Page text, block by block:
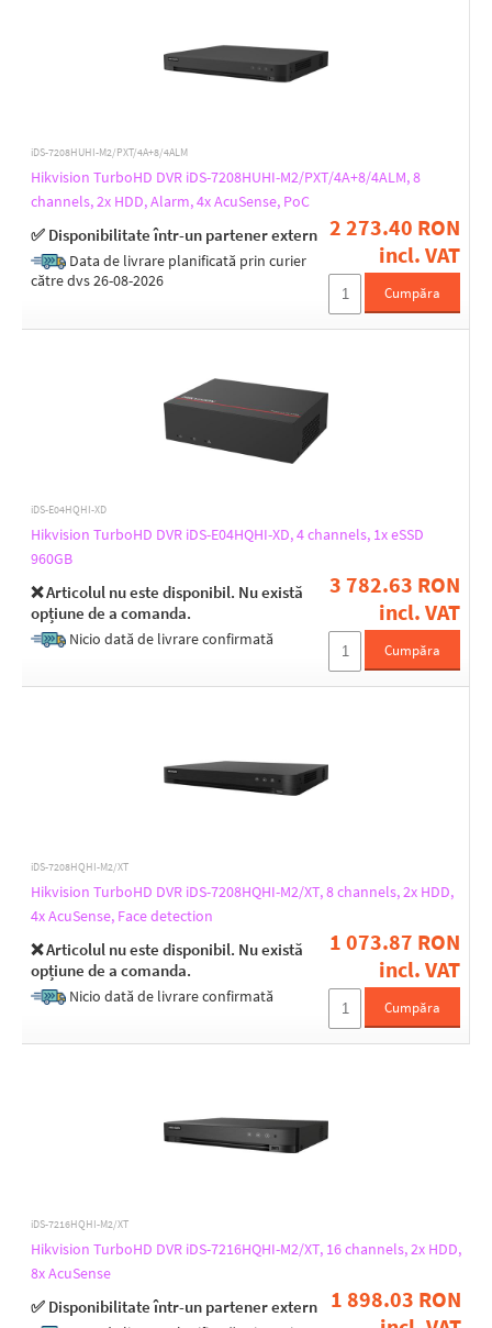
iDS-7208HUHI-M2/PXT/4A+8/4ALM
Hikvision TurboHD DVR iDS-7208HUHI-M2/PXT/4A+8/4ALM, 8
channels, 2x HDD, Alarm, 4x AcuSense, PoC
✅ Disponibilitate într-un partener extern
Data de livrare planificată prin curier
către dvs 26-08-2026
2 273.40 RON
incl. VAT
Cumpăra
iDS-E04HQHI-XD
Hikvision TurboHD DVR iDS-E04HQHI-XD, 4 channels, 1x eSSD
960GB
❌ Articolul nu este disponibil. Nu există
opțiune de a comanda.
Nicio dată de livrare confirmată
3 782.63 RON
incl. VAT
Cumpăra
iDS-7208HQHI-M2/XT
Hikvision TurboHD DVR iDS-7208HQHI-M2/XT, 8 channels, 2x HDD,
4x AcuSense, Face detection
❌ Articolul nu este disponibil. Nu există
opțiune de a comanda.
Nicio dată de livrare confirmată
1 073.87 RON
incl. VAT
Cumpăra
iDS-7216HQHI-M2/XT
Hikvision TurboHD DVR iDS-7216HQHI-M2/XT, 16 channels, 2x HDD,
8x AcuSense
✅ Disponibilitate într-un partener extern
1 898.03 RON